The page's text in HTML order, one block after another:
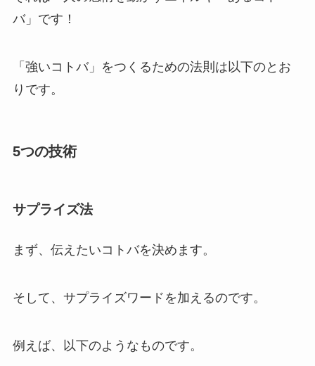
バ」です！
「強いコトバ」をつくるための法則は以下のとお
りです。
5つの技術
サプライズ法
まず、伝えたいコトバを決めます。
そして、サプライズワードを加えるのです。
例えば、以下のようなものです。